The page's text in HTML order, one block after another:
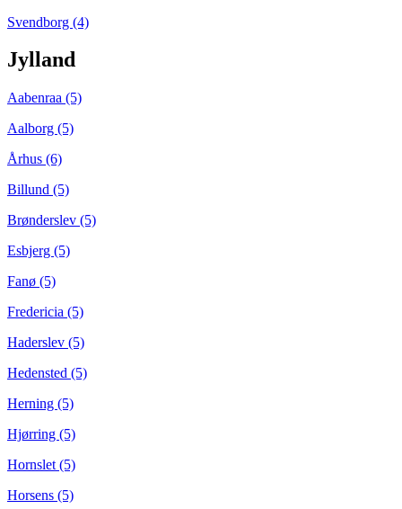
Svendborg (4)
Jylland
Aabenraa (5)
Aalborg (5)
Århus (6)
Billund (5)
Brønderslev (5)
Esbjerg (5)
Fanø (5)
Fredericia (5)
Haderslev (5)
Hedensted (5)
Herning (5)
Hjørring (5)
Hornslet (5)
Horsens (5)